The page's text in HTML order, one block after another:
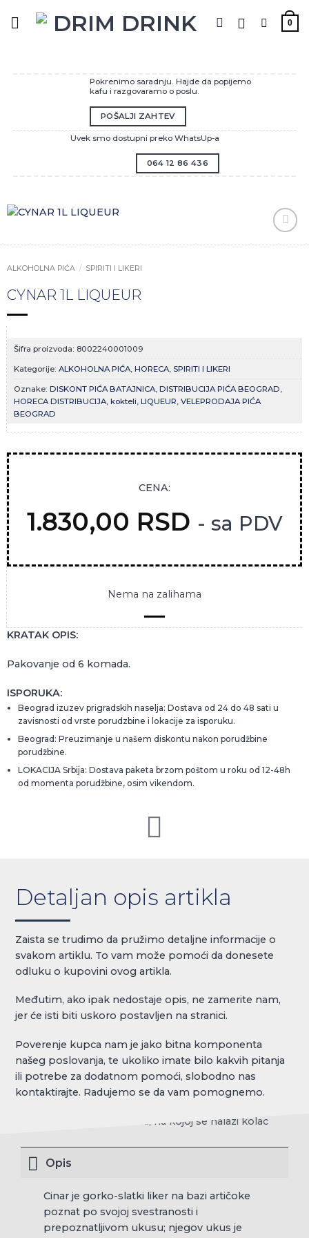
0
Pokrenimo saradnju. Hajde da popijemo
kafu i razgovaramo o poslu.
POŠALJI ZAHTEV
Uvek smo dostupni preko WhatsUp-a
064 12 86 436
Zaprati
ALKOHOLNA PIĆA / SPIRITI I LIKERI
CYNAR 1L LIQUEUR
Šifra proizvoda: 8002240001009
Kategorije: ALKOHOLNA PIĆA, HORECA, SPIRITI I LIKERI
Oznake: DISKONT PIĆA BATAJNICA, DISTRIBUCIJA PIĆA BEOGRAD,
HORECA DISTRIBUCIJA, kokteli, LIQUEUR, VELEPRODAJA PIĆA
BEOGRAD
CENA:
1.830,00 RSD - sa PDV
Nema na zalihama
KRATAK OPIS:
Pakovanje od 6 komada.
ISPORUKA:
Beograd izuzev prigradskih naselja: Dostava od 24 do 48 sati u
zavisnosti od vrste porudzbine i lokacije za isporuku.
Beograd: Preuzimanje u našem diskontu nakon porudžbine
porudžbine.
LOKACIJA Srbija: Dostava paketa brzom poštom u roku od 12-48h
od momenta porudžbine, osim vikendom.
Detaljan opis artikla
Zaista se trudimo da pružimo detaljne informacije o
svakom artiklu. To vam može pomoći da donesete
odluku o kupovini ovog artikla.
Međutim, ako ipak nedostaje opis, ne zamerite nam,
jer će isti biti uskoro postavljen na stranici.
Poverenje kupca nam je jako bitna komponenta
našeg poslovanja, te ukoliko imate bilo kakvih pitanja
ili potrebe za dodatnom pomoći, slobodno nas
kontaktirajte. Radujemo se da vam pomognemo.
Opis
Cinar je gorko-slatki liker na bazi artičoke
poznat po svojoj svestranosti i
prepoznatljivom ukusu; njegov ukus je